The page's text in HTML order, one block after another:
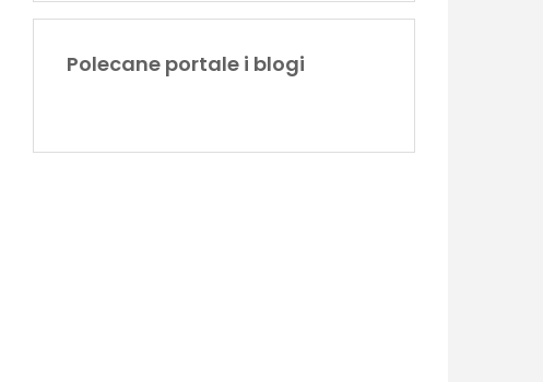
Polecane portale i blogi